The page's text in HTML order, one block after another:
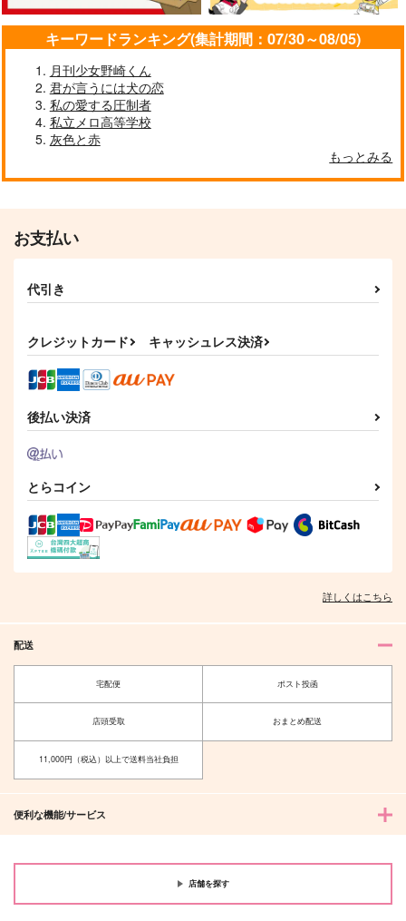
キーワードランキング(集計期間：07/30～08/05)
月刊少女野崎くん
君が言うには犬の恋
私の愛する圧制者
私立メロ高等学校
灰色と赤
もっとみる
お支払い
代引き
クレジットカード キャッシュレス決済
後払い決済
とらコイン
詳しくはこちら
配送
宅配便 ポスト投函
店頭受取 おまとめ配送
11,000円（税込）以上で送料当社負担
便利な機能/サービス
店舗を探す